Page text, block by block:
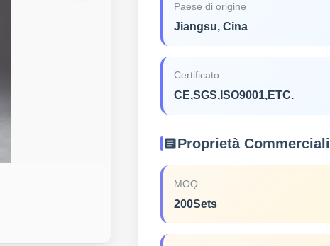
Paese di origine
Jiangsu, Cina
Certificato
CE,SGS,ISO9001,ETC.
Proprietà Commerciali
MOQ
200Sets